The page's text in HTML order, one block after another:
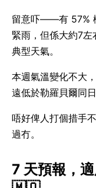
留意吓——有 57%
緊雨，但係大約7
典型天氣。
本週氣溫變化不大
遠低於勒羅貝爾同
唔好俾人打個措手
過冇。
7 天預報，